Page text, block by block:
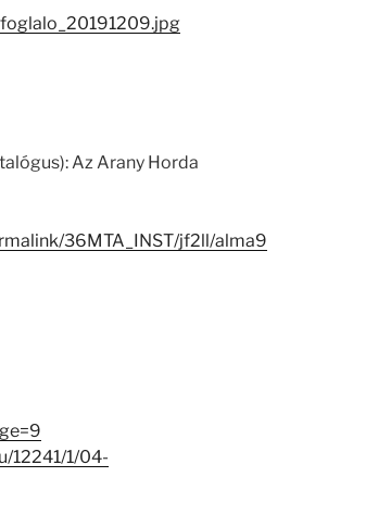
Az Arany Horda
36MTA_INST/jf2ll/alma9
12241/1/04-